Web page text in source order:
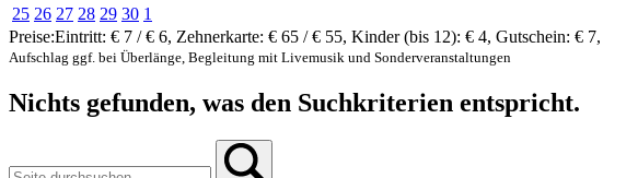
25 26 27 28 29 30 1
Preise:Eintritt: € 7 / € 6, Zehnerkarte: € 65 / € 55, Kinder (bis 12): € 4, Gutschein: € 7,
Aufschlag ggf. bei Überlänge, Begleitung mit Livemusik und Sonderveranstaltungen
Nichts gefunden, was den Suchkriterien entspricht.